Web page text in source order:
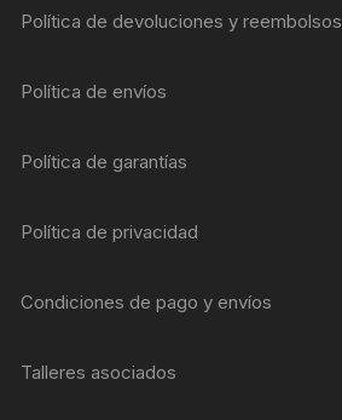
Política de devoluciones y reembolsos
Política de envíos
Política de garantías
Política de privacidad
Condiciones de pago y envíos
Talleres asociados